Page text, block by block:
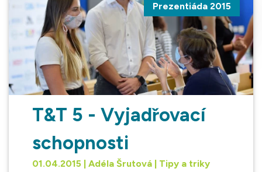
Prezentiáda 2015
T&T 5 - Vyjadřovací
schopnosti
01.04.2015 | Adéla Šrutová | Tipy a triky